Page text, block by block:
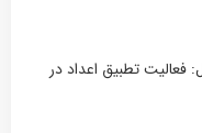
فعالیت تطبیق اعداد در